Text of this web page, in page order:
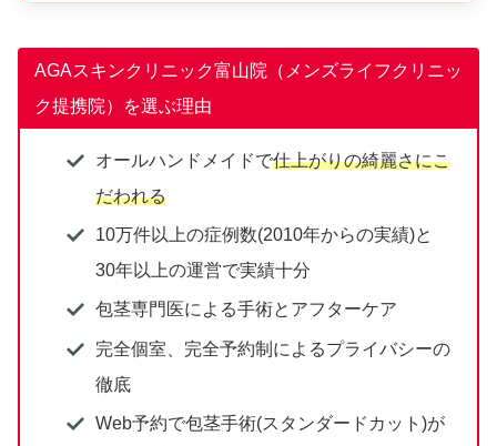
AGAスキンクリニック富山院（メンズライフクリニッ
ク提携院）を選ぶ理由
オールハンドメイドで仕上がりの綺麗さにこ
だわれる
10万件以上の症例数(2010年からの実績)と
30年以上の運営で実績十分
包茎専門医による手術とアフターケア
完全個室、完全予約制によるプライバシーの
徹底
Web予約で包茎手術(スタンダードカット)が